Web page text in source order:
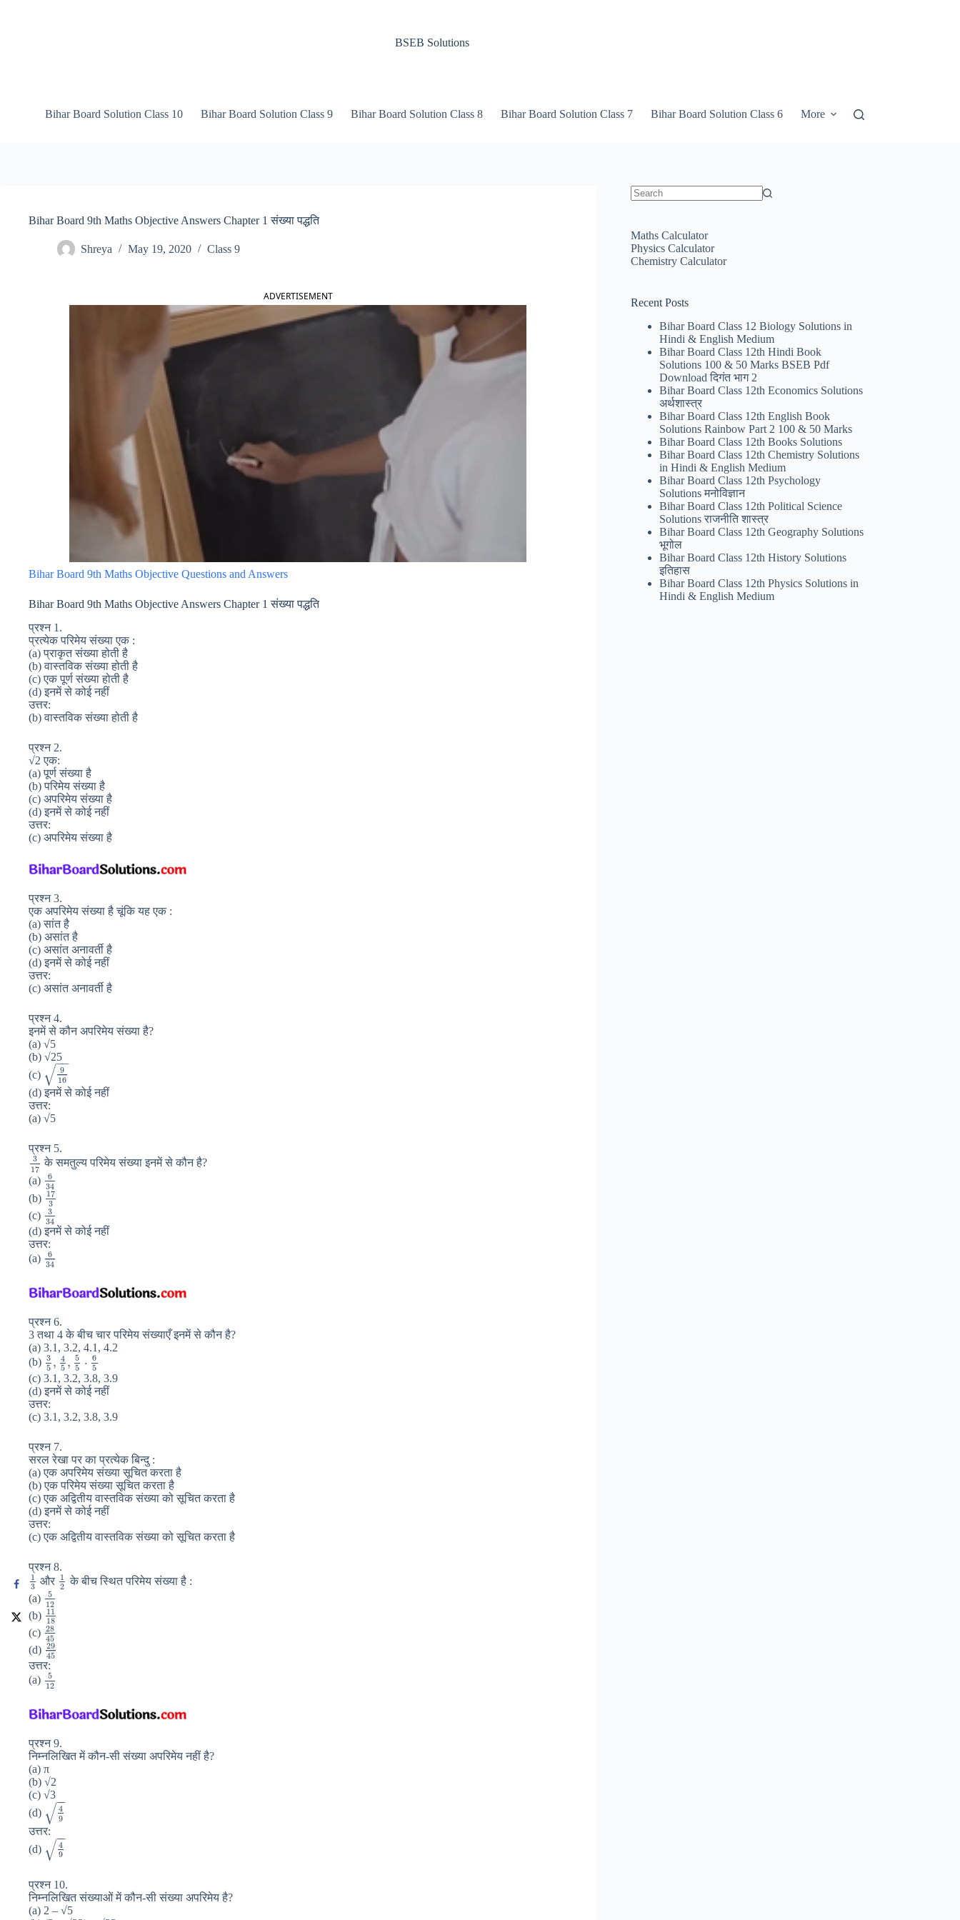
BSEB Solutions
Bihar Board Solution Class 10 Bihar Board Solution Class 9 Bihar Board Solution Class 8 Bihar Board Solution Class 7 Bihar Board Solution Class 6 More
Bihar Board 9th Maths Objective Answers Chapter 1 संख्या पद्धति
Shreya May 19, 2020 Class 9
ADVERTISEMENT
Bihar Board 9th Maths Objective Questions and Answers
Bihar Board 9th Maths Objective Answers Chapter 1 संख्या पद्धति
प्रश्न 1.
प्रत्येक परिमेय संख्या एक :
(a) प्राकृत संख्या होती है
(b) वास्तविक संख्या होती है
(c) एक पूर्ण संख्या होती है
(d) इनमें से कोई नहीं
उत्तर:
(b) वास्तविक संख्या होती है
प्रश्न 2.
√2 एक:
(a) पूर्ण संख्या है
(b) परिमेय संख्या है
(c) अपरिमेय संख्या है
(d) इनमें से कोई नहीं
उत्तर:
(c) अपरिमेय संख्या है
प्रश्न 3.
एक अपरिमेय संख्या है चूंकि यह एक :
(a) सांत है
(b) असांत है
(c) असांत अनावर्ती है
(d) इनमें से कोई नहीं
उत्तर:
(c) असांत अनावर्ती है
प्रश्न 4.
इनमें से कौन अपरिमेय संख्या है?
(a) √5
(b) √25
(c)
9
16
−−
√
(d) इनमें से कोई नहीं
उत्तर:
(a) √5
प्रश्न 5.
3
17 के समतुल्य परिमेय संख्या इनमें से कौन है?
(a)
6
34
(b) 17
3
(c)
3
34
(d) इनमें से कोई नहीं
उत्तर:
(a)
6
34
प्रश्न 6.
3 तथा 4 के बीच चार परिमेय संख्याएँ इनमें से कौन है?
(a) 3.1, 3.2, 4.1, 4.2
(b) 3
5 , 4
5 , 5
5 ⋅ 6
5
(c) 3.1, 3.2, 3.8, 3.9
(d) इनमें से कोई नहीं
उत्तर:
(c) 3.1, 3.2, 3.8, 3.9
प्रश्न 7.
सरल रेखा पर का प्रत्येक बिन्दु :
(a) एक अपरिमेय संख्या सूचित करता है
(b) एक परिमेय संख्या सूचित करता है
(c) एक अद्वितीय वास्तविक संख्या को सूचित करता है
(d) इनमें से कोई नहीं
उत्तर:
(c) एक अद्वितीय वास्तविक संख्या को सूचित करता है
प्रश्न 8.
1
3 और 1
2 के बीच स्थित परिमेय संख्या है :
(a)
5
12
(b) 11
18
(c) 28
45
(d) 29
45
उत्तर:
(a)
5
12
प्रश्न 9.
निम्नलिखित में कौन-सी संख्या अपरिमेय नहीं है?
(a) π
(b) √2
(c) √3
(d)
4
9
−
−
√
उत्तर:
(d)
4
9
−
−
√
प्रश्न 10.
निम्नलिखित संख्याओं में कौन-सी संख्या अपरिमेय है?
(a) 2 – √5
Maths Calculator
Physics Calculator
Chemistry Calculator
Recent Posts
Bihar Board Class 12 Biology Solutions in
Hindi & English Medium
Bihar Board Class 12th Hindi Book
Solutions 100 & 50 Marks BSEB Pdf
Download दिगंत भाग 2
Bihar Board Class 12th Economics Solutions
अर्थशास्त्र
Bihar Board Class 12th English Book
Solutions Rainbow Part 2 100 & 50 Marks
Bihar Board Class 12th Books Solutions
Bihar Board Class 12th Chemistry Solutions
in Hindi & English Medium
Bihar Board Class 12th Psychology
Solutions मनोविज्ञान
Bihar Board Class 12th Political Science
Solutions राजनीति शास्त्र
Bihar Board Class 12th Geography Solutions
भूगोल
Bihar Board Class 12th History Solutions
इतिहास
Bihar Board Class 12th Physics Solutions in
Hindi & English Medium